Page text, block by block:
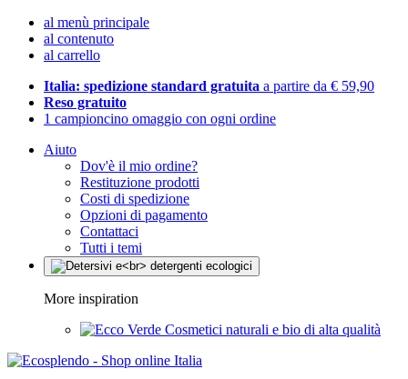
al menù principale
al contenuto
al carrello
Italia: spedizione standard gratuita a partire da € 59,90
Reso gratuito
1 campioncino omaggio con ogni ordine
Aiuto
Dov'è il mio ordine?
Restituzione prodotti
Costi di spedizione
Opzioni di pagamento
Contattaci
Tutti i temi
More inspiration
Cosmetici naturali e bio di alta qualità